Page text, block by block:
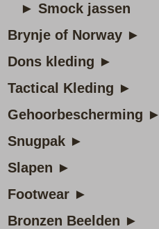
► Smock jassen
Brynje of Norway ►
Dons kleding ►
Tactical Kleding ►
Gehoorbescherming ►
Snugpak ►
Slapen ►
Footwear ►
Bronzen Beelden ►